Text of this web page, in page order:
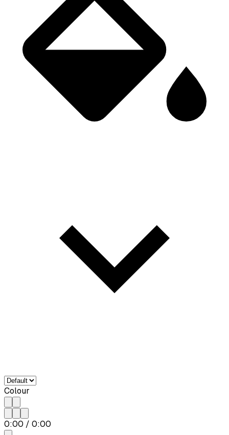
Colour
0:00 / 0:00